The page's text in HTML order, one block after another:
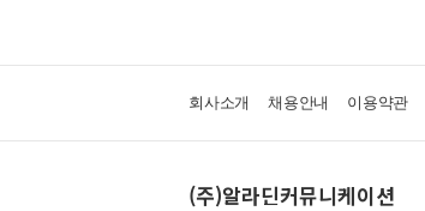
회사소개 채용안내 이용약관
(주)알라딘커뮤니케이션